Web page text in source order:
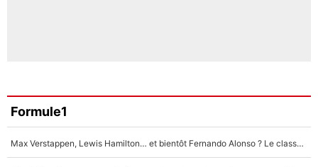
Formule1
Max Verstappen, Lewis Hamilton… et bientôt Fernando Alonso ? Le classement des pilotes les mieux payés en Formule 1 risque de changer !